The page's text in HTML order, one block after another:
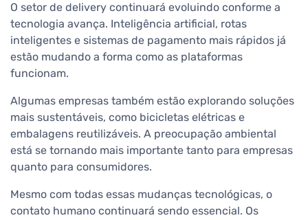
O setor de delivery continuará evoluindo conforme a
tecnologia avança. Inteligência artificial, rotas
inteligentes e sistemas de pagamento mais rápidos já
estão mudando a forma como as plataformas
funcionam.
Algumas empresas também estão explorando soluções
mais sustentáveis, como bicicletas elétricas e
embalagens reutilizáveis. A preocupação ambiental
está se tornando mais importante tanto para empresas
quanto para consumidores.
Mesmo com todas essas mudanças tecnológicas, o
contato humano continuará sendo essencial. Os